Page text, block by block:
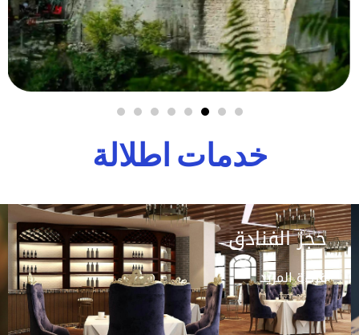
خدمات اطلالة
حجز الفنادق
قراءة المزيد